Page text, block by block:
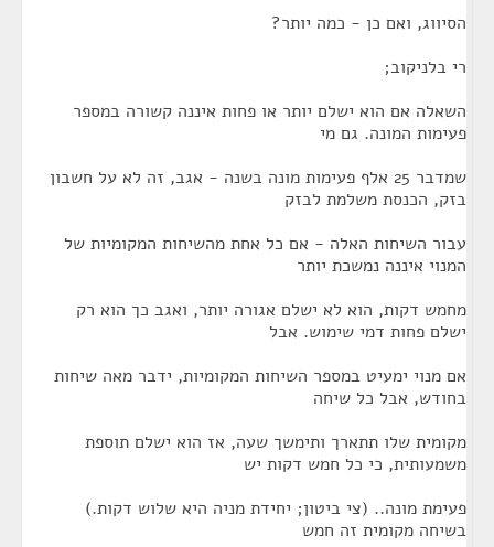
הסיווג, ואם כן - כמה יותר?
רי בלניקוב;
השאלה אם הוא ישלם יותר או פחות איננה קשורה במספר
פעימות המונה. גם מי
שמדבר 25 אלף פעימות מונה בשנה - אגב, זה לא על חשבון
בזק, הכנסת משלמת לבזק
עבור השיחות האלה - אם כל אחת מהשיחות המקומיות של
המנוי איננה נמשכת יותר
מחמש דקות, הוא לא ישלם אגורה יותר, ואגב כך הוא רק
ישלם פחות דמי שימוש. אבל
אם מנוי ימעיט במספר השיחות המקומיות, ידבר מאה שיחות
בחודש, אבל כל שיחה
מקומית שלו תתארך ותימשך שעה, אז הוא ישלם תוספת
משמעותית, כי כל חמש דקות יש
פעימת מונה.. (צי ביטון; יחידת מניה היא שלוש דקות.)
בשיחה מקומית זה חמש